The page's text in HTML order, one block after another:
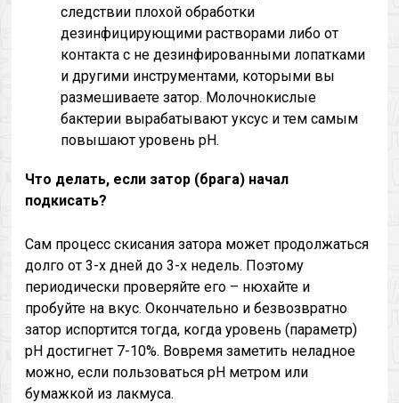
следствии плохой обработки
дезинфицирующими растворами либо от
контакта с не дезинфированными лопатками
и другими инструментами, которыми вы
размешиваете затор. Молочнокислые
бактерии вырабатывают уксус и тем самым
повышают уровень pH.
Что делать, если затор (брага) начал
подкисать?
Сам процесс скисания затора может продолжаться
долго от 3-х дней до 3-х недель. Поэтому
периодически проверяйте его – нюхайте и
пробуйте на вкус. Окончательно и безвозвратно
затор испортится тогда, когда уровень (параметр)
pH достигнет 7-10%. Вовремя заметить неладное
можно, если пользоваться pH метром или
бумажкой из лакмуса.